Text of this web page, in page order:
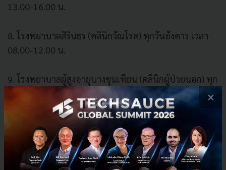
13.00-16.00 น.
8. โรงพยาบาลสิรินธร (คลินิกวัณโรค) ทุกวันอังคาร เวลา
08.00-12.00 น.
9. โรงพยาบาลผู้สูงอายุบางขุนเทียน (คลินิกผู้ป่วยนอก) ทุก
วันพุธ 13.00-16.00 น.
สำนักการแพทย์ กรุงเทพมหานคร
หมอ กทม. covid-19 long-covid คลินิก Long COVID
×